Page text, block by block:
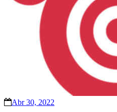
Abr 30, 2022